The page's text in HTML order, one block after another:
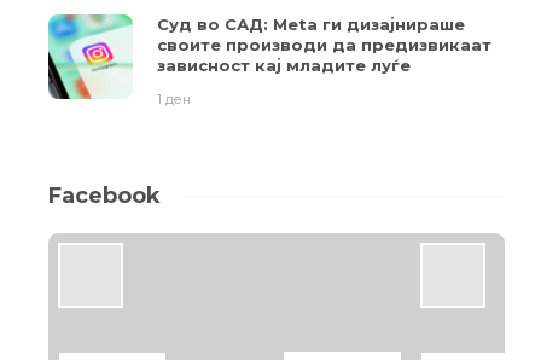
Суд во САД: Meta ги дизајнираше
своите производи да предизвикаат
зависност кај младите луѓе
1 ден
Facebook